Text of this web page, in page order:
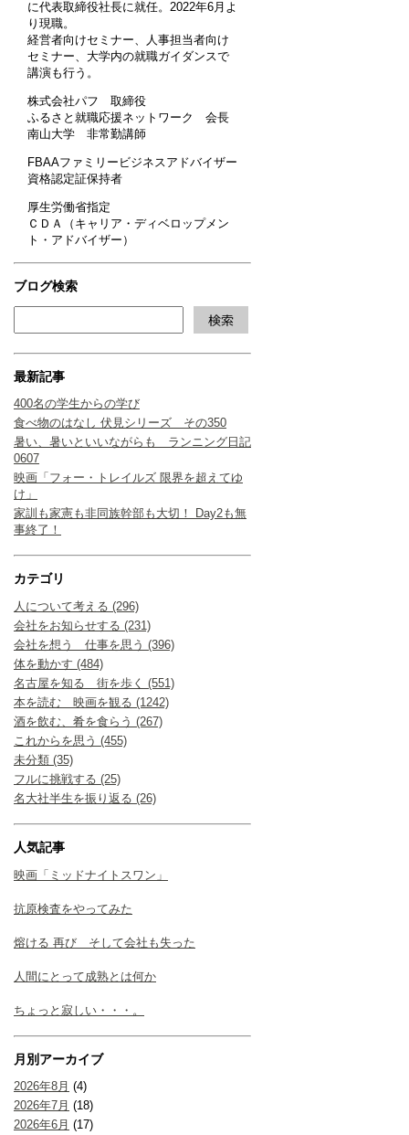
に代表取締役社長に就任。2022年6月よ
り現職。
経営者向けセミナー、人事担当者向け
セミナー、大学内の就職ガイダンスで
講演も行う。
株式会社パフ 取締役
ふるさと就職応援ネットワーク 会長
南山大学 非常勤講師
FBAAファミリービジネスアドバイザー
資格認定証保持者
厚生労働省指定
ＣＤＡ（キャリア・ディベロップメン
ト・アドバイザー）
ブログ検索
最新記事
400名の学生からの学び
食べ物のはなし 伏見シリーズ その350
暑い、暑いといいながらも ランニング日記
0607
映画「フォー・トレイルズ 限界を超えてゆ
け」
家訓も家憲も非同族幹部も大切！ Day2も無
事終了！
カテゴリ
人について考える (296)
会社をお知らせする (231)
会社を想う 仕事を思う (396)
体を動かす (484)
名古屋を知る 街を歩く (551)
本を読む 映画を観る (1242)
酒を飲む、肴を食らう (267)
これからを思う (455)
未分類 (35)
フルに挑戦する (25)
名大社半生を振り返る (26)
人気記事
映画「ミッドナイトスワン」
抗原検査をやってみた
熔ける 再び そして会社も失った
人間にとって成熟とは何か
ちょっと寂しい・・・。
月別アーカイブ
2026年8月 (4)
2026年7月 (18)
2026年6月 (17)